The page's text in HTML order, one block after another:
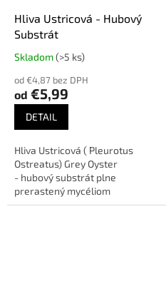
a
d
b
a
o
s
m
e
m
Hliva Ustricová - Hubový
Substrát
Priemerné
produktu
je
5,0
hviezdičiek.
Skladom(>5 ks)
od €4,87 bez DPH
od €5,99
DETAIL
Hliva Ustricová ( Pleurotus
Ostreatus) Grey Oyster
- hubový substrát plne
prerastený mycéliom
pripravený na pestovanie.